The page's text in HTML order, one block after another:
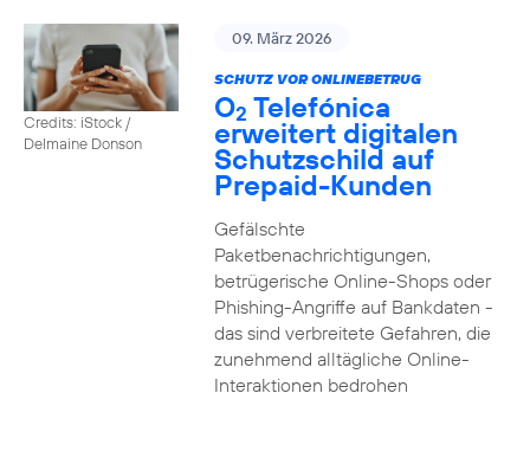
Credits: iStock /
Delmaine Donson
09. März 2026
SCHUTZ VOR ONLINEBETRUG
O2 Telefónica
erweitert digitalen
Schutzschild auf
Prepaid-Kunden
Gefälschte
Paketbenachrichtigungen,
betrügerische Online-Shops oder
Phishing-Angriffe auf Bankdaten -
das sind verbreitete Gefahren, die
zunehmend alltägliche Online-
Interaktionen bedrohen